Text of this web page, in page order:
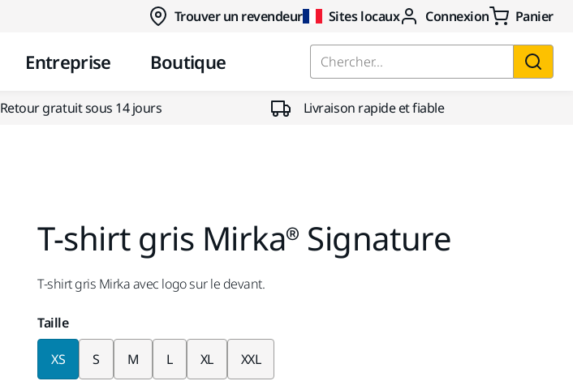
Trouver un revendeur Sites locaux Connexion Panier
Entreprise Boutique Chercher...
Retour gratuit sous 14 jours Livraison rapide et fiable
T-shirt gris Mirka® Signature
T-shirt gris Mirka avec logo sur le devant.
Taille
XS S M L XL XXL